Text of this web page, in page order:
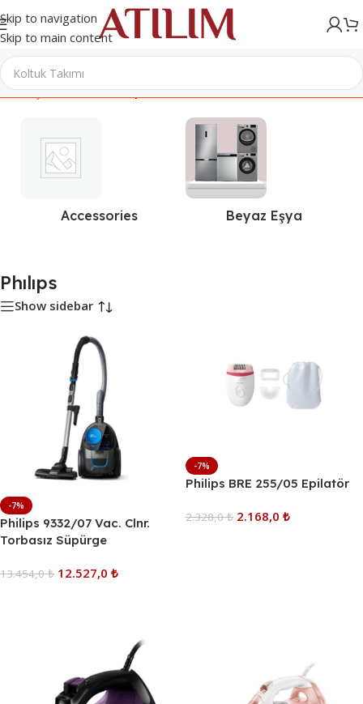
Skip to navigation
Skip to main content
Ana Sayfa/Ürünler “Phılıps” olarak etiketlendi
Accessories Beyaz Eşya
Phılıps
Show sidebar
-7%
Philips 9332/07 Vac. Clnr.
Torbasız Süpürge
13.454,0₺ 12.527,0 ₺
-7%
Philips BRE 255/05 Epilatör
2.328,0₺ 2.168,0 ₺